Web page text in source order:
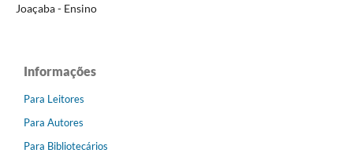
Joaçaba - Ensino
Informações
Para Leitores
Para Autores
Para Bibliotecários